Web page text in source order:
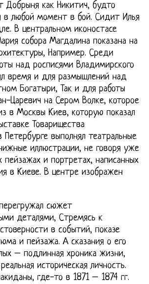
Добрыня как Никитич, будто
в любой момент в бой. Сидит Илья
В центральном иконостасе
собора Магдалина показана на
Например. Среди
над росписями Владимирского
время и для размышлений над
Богатыри, Так и для работы
Царевич на Сером Волке, которое
в Москвы Киев, которую показал
Товарищества
выполнял театральные
иллюстрации, не говоря уже
пейзажах и портретах, написанных
в Киеве. В центре изображен
сюжет
деталями, Стремясь к
в событий, показе
и пейзажа. А сказания о его
– подлинная хроника жизни,
историческая личность.
где-то в 1871 – 1874 гг.